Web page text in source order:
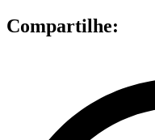
Compartilhe: